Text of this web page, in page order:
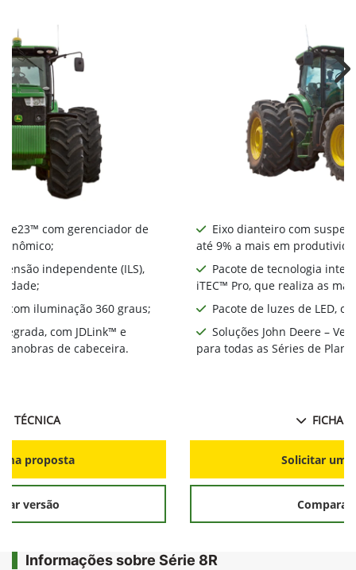
e23™ com gerenciador de
independente (ILS),
com iluminação 360 graus;
com JDLink™ e
de cabeceira.
TÉCNICA
proposta
versão
Eixo dianteiro com
até 9% a mais em
Pacote de tecnologia
iTEC™ Pro, que realiza as
Pacote de luzes de LED,
Soluções John Deere –
para todas as Séries de
FICHA
Solicitar
Comparar
Informações sobre Série 8R